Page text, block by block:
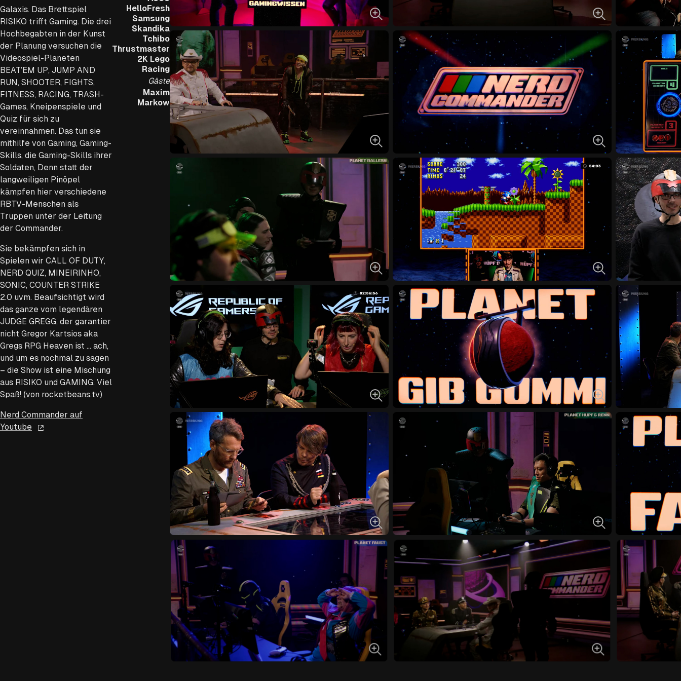
Galaxis. Das Brettspiel
RISIKO trifft Gaming. Die drei
Hochbegabten in der Kunst
der Planung versuchen die
Videospiel-Planeten
BEAT’EM UP, JUMP AND
RUN, SHOOTER, FIGHTS,
FITNESS, RACING, TRASH-
Games, Kneipenspiele und
Quiz für sich zu
vereinnahmen. Das tun sie
mithilfe von Gaming, Gaming-
Skills, die Gaming-Skills ihrer
Soldaten, Denn statt der
langweiligen Pinöpel
kämpfen hier verschiedene
RBTV-Menschen als
Truppen unter der Leitung
der Commander.
Sie bekämpfen sich in
Spielen wir CALL OF DUTY,
NERD QUIZ, MINEIRINHO,
SONIC, COUNTER STRIKE
2.0 uvm. Beaufsichtigt wird
das ganze vom legendären
JUDGE GREGG, der garantier
nicht Gregor Kartsios aka
Gregs RPG Heaven ist … ach,
und um es nochmal zu sagen
– die Show ist eine Mischung
aus RISIKO und GAMING. Viel
Spaß! (von rocketbeans.tv)
Nerd Commander auf
Youtube
HelloFresh
Samsung
Skandika
Tchibo
Thrustmaster
2K Lego
Racing
Gäste
Maxim
Markow